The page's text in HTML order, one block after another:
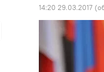
14:20 29.03.2017